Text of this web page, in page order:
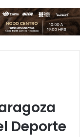
Deporte